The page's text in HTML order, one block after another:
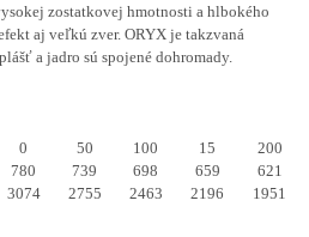
zostatkovej hmotnosti a hlbokého
aj veľkú zver. ORYX je takzvaná
a jadro sú spojené dohromady.
0 50 100 15
200
780 739 698 659
621
3074 2755 2463 2196 1951